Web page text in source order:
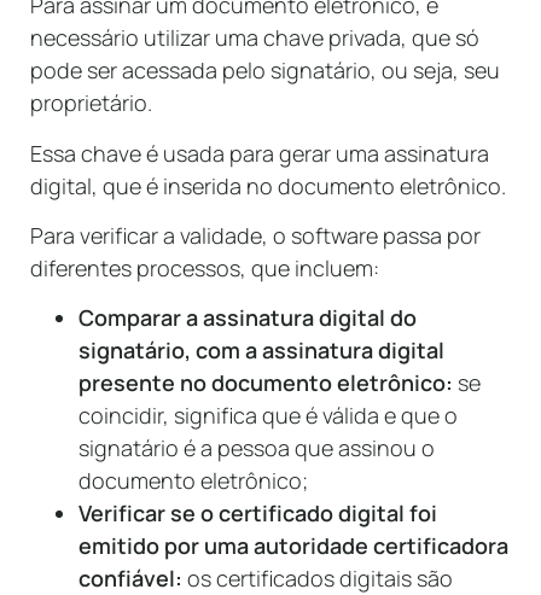
necessário utilizar uma chave privada, que só
pode ser acessada pelo signatário, ou seja, seu
proprietário.
Essa chave é usada para gerar uma assinatura
digital, que é inserida no documento eletrônico.
Para verificar a validade, o software passa por
diferentes processos, que incluem:
Comparar a assinatura digital do
signatário, com a assinatura digital
presente no documento eletrônico: se
coincidir, significa que é válida e que o
signatário é a pessoa que assinou o
documento eletrônico;
Verificar se o certificado digital foi
emitido por uma autoridade certificadora
confiável: os certificados digitais são